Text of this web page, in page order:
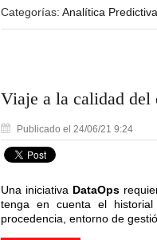
Categorías: Analítica Predictiva
Viaje a la calidad del
Publicado el 24/06/21 9:24
Una iniciativa DataOps
tenga en cuenta el
procedencia, entorno de